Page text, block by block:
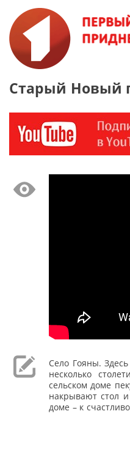
Старый Новый
Село Гояны.
несколько
сельском доме
накрывают стол
доме – к